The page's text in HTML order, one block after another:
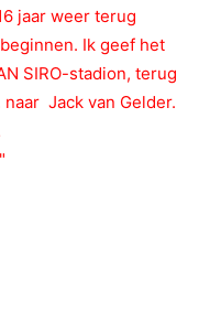
jaar weer terug
Ik geef het
SIRO-stadion, terug
Jack van Gelder.